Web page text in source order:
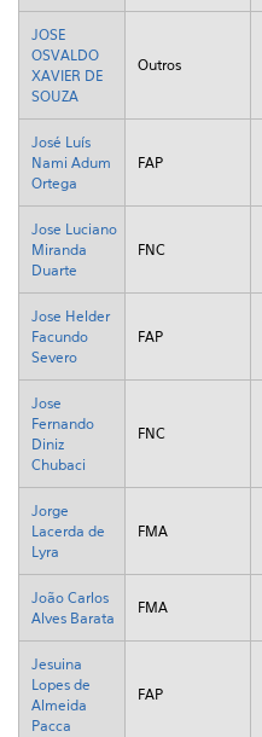
JOSE
OSVALDO
XAVIER DE
SOUZA
Outros
José Luís
Nami Adum
Ortega
FAP
Jose Luciano
Miranda
Duarte
FNC
Jose Helder
Facundo
Severo
FAP
Jose
Fernando
Diniz
Chubaci
FNC
Jorge
Lacerda de
Lyra
FMA
João Carlos
Alves Barata
FMA
Jesuina
Lopes de
Almeida
Pacca
FAP